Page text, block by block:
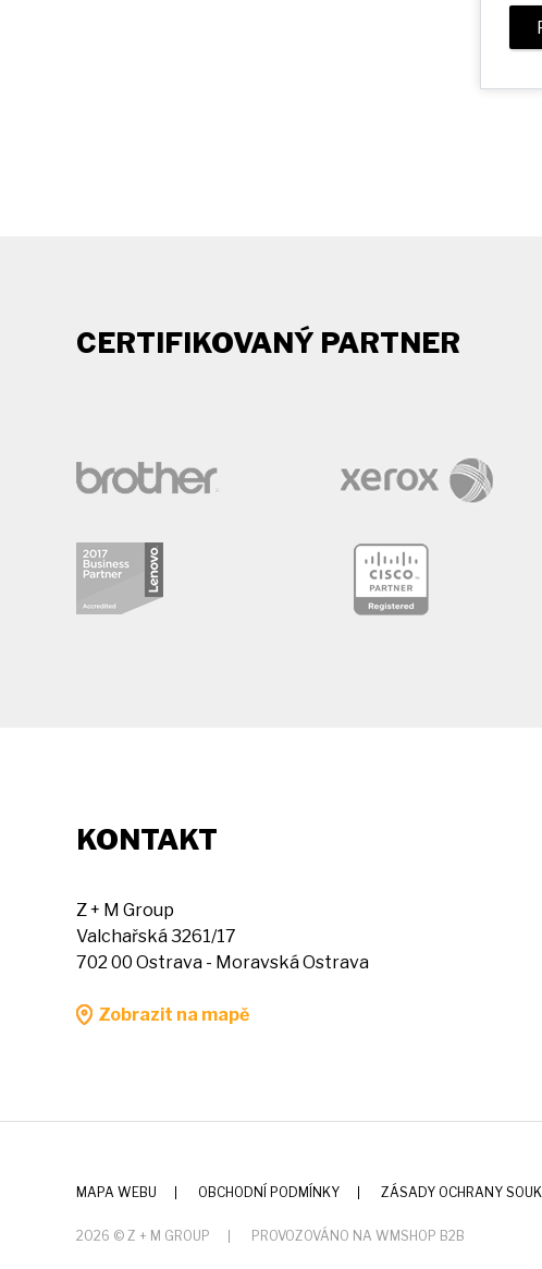
CERTIFIKOVANÝ PARTNER
KONTAKT
Z + M Group
Valchařská 3261/17
702 00 Ostrava - Moravská Ostrava
Zobrazit na mapě
MAPA WEBU OBCHODNÍ PODMÍNKY ZÁSADY OCHRANY
2026 © Z + M GROUP PROVOZOVÁNO NA WMSHOP B2B